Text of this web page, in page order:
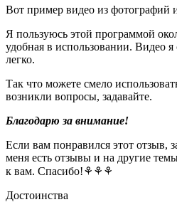
Вот пример видео из фотографий
Я пользуюсь этой программой
удобная в использовании. Видео
легко.
Так что можете смело
возникли вопросы, задавайте.
Благодарю за внимание!
Если вам понравился этот отзыв,
меня есть отзывы и на другие
к вам. Спасибо!⚘⚘⚘
Достоинства